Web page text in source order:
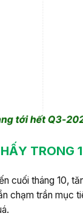
TRONG
cuối tháng 10,
chạm trần mục